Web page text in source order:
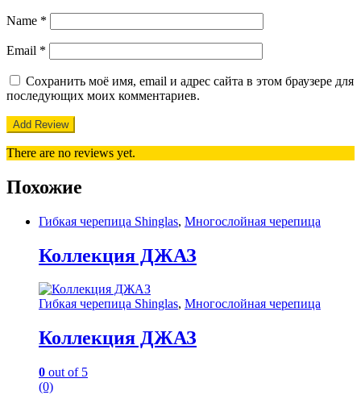
Name *
Email *
Сохранить моё имя, email и адрес сайта в этом браузере для
последующих моих комментариев.
There are no reviews yet.
Похожие
Гибкая черепица Shinglas, Многослойная черепица
Коллекция ДЖАЗ
Гибкая черепица Shinglas, Многослойная черепица
Коллекция ДЖАЗ
0 out of 5
(0)